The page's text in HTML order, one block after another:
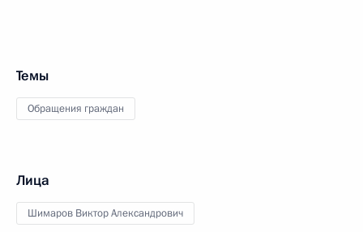
Темы
Обращения граждан
Лица
Шимаров Виктор Александрович